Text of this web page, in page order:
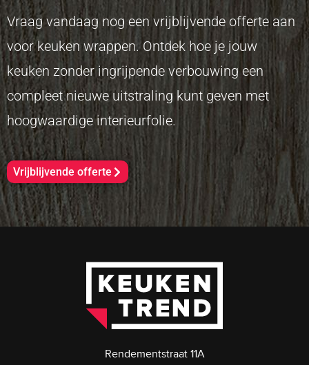
Vraag vandaag nog een vrijblijvende offerte aan
voor keuken wrappen. Ontdek hoe je jouw
keuken zonder ingrijpende verbouwing een
compleet nieuwe uitstraling kunt geven met
hoogwaardige interieurfolie.
Vrijblijvende offerte
Rendementstraat 11A